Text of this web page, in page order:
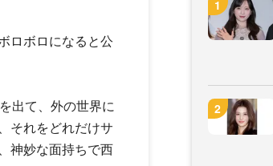
ロボロになると公
出て、外の世界に
それをどれだけサ
神妙な面持ちで西